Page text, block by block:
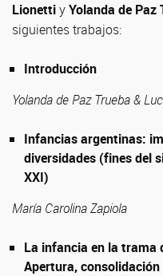
LionettiyYolanda de Paz
siguientes trabajos:
Introducción
Yolanda de Paz Trueba &
Infancias argentinas:
diversidades (fines del
XXI)
María Carolina Zapiola
La infancia en la trama
Apertura,